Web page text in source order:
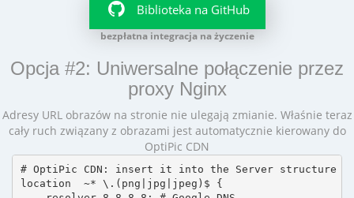
Biblioteka na GitHub
bezpłatna integracja na życzenie
Opcja #2: Uniwersalne połączenie przez
proxy Nginx
Adresy URL obrazów na stronie nie ulegają zmianie. Właśnie teraz
cały ruch związany z obrazami jest automatycznie kierowany do
OptiPic CDN
# OptiPic CDN: insert it into the Server structure
location  ~* \.(png|jpg|jpeg)$ {